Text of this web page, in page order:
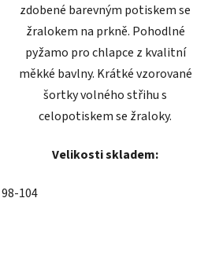
zdobené barevným potiskem se
žralokem na prkně. Pohodlné
pyžamo pro chlapce z kvalitní
měkké bavlny. Krátké vzorované
šortky volného střihu s
celopotiskem se žraloky.
Velikosti skladem:
98-104